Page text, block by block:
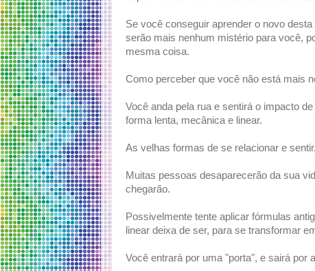
Se você conseguir aprender o novo
serão mais nenhum mistério para você,
mesma coisa.
Como perceber que você não está mais
Você anda pela rua e sentirá o impacto
forma lenta, mecânica e linear.
As velhas formas de se relacionar e
Muitas pessoas desaparecerão da sua
chegarão.
Possivelmente tente aplicar fórmulas
linear deixa de ser, para se transformar
Você entrará por uma "porta", e sairá por